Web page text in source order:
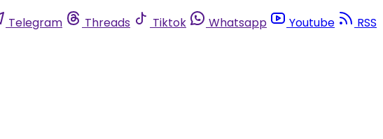
Telegram Threads Tiktok Whatsapp Youtube
RSS